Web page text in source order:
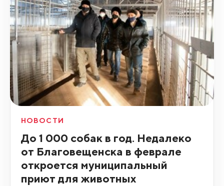
НОВОСТИ
До 1 000 собак в год. Недалеко
от Благовещенска в феврале
откроется муниципальный
приют для животных